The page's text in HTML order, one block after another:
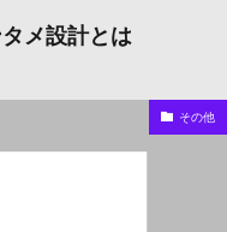
メ設計とは
その他